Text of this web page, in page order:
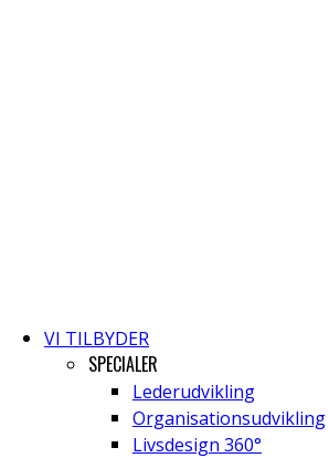
VI TILBYDER
SPECIALER
Lederudvikling
Organisationsudvikling
Livsdesign 360°